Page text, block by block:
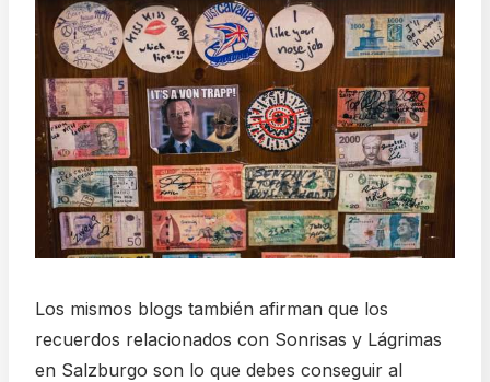
Los mismos blogs también afirman que los
recuerdos relacionados con Sonrisas y Lágrimas
en Salzburgo son lo que debes conseguir al